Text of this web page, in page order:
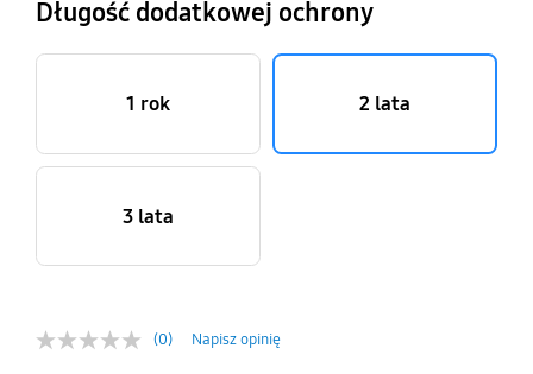
Długość dodatkowej ochrony
1 rok 2 lata
3 lata
(0) Napisz opinię